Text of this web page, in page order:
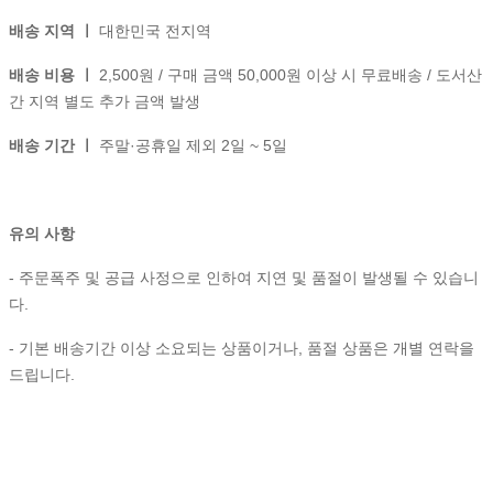
배송 지역 ㅣ 대한민국 전지역
배송 비용 ㅣ 2,500원 / 구매 금액 50,000원 이상 시 무료배송 / 도서산
간 지역 별도 추가 금액 발생
배송 기간 ㅣ 주말·공휴일 제외 2일 ~ 5일
유의 사항
- 주문폭주 및 공급 사정으로 인하여 지연 및 품절이 발생될 수 있습니
다.
- 기본 배송기간 이상 소요되는 상품이거나, 품절 상품은 개별 연락을
드립니다.